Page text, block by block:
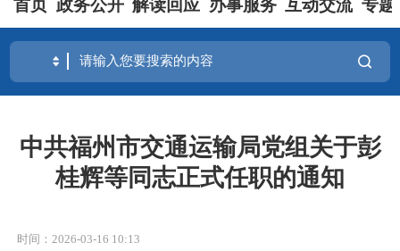
首页 政务公开 解读回应 办事服务 互动交流 专题
中共福州市交通运输局党组关于彭
桂辉等同志正式任职的通知
时间：2026-03-16 10:13